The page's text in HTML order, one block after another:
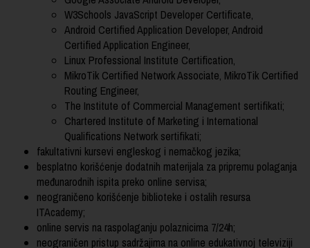
W3Schools JavaScript Developer Certificate,
Android Certified Application Developer, Android
Certified Application Engineer,
Linux Professional Institute Certification,
MikroTik Certified Network Associate, MikroTik Certified
Routing Engineer,
The Institute of Commercial Management sertifikati;
Chartered Institute of Marketing i International
Qualifications Network sertifikati;
fakultativni kursevi engleskog i nemačkog jezika;
besplatno korišćenje dodatnih materijala za pripremu polaganja
međunarodnih ispita preko online servisa;
neograničeno korišćenje biblioteke i ostalih resursa
ITAcademy;
online servis na raspolaganju polaznicima 7/24h;
neograničen pristup sadržajima na online edukativnoj televiziji